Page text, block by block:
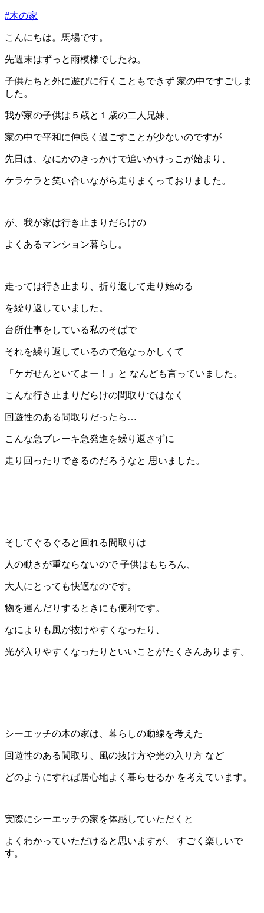
#木の家
こんにちは。馬場です。
先週末はずっと雨模様でしたね。
子供たちと外に遊びに行くこともできず 家の中ですごしま
した。
我が家の子供は５歳と１歳の二人兄妹、
家の中で平和に仲良く過ごすことが少ないのですが
先日は、なにかのきっかけで追いかけっこが始まり、
ケラケラと笑い合いながら走りまくっておりました。
が、我が家は行き止まりだらけの
よくあるマンション暮らし。
走っては行き止まり、折り返して走り始める
を繰り返していました。
台所仕事をしている私のそばで
それを繰り返しているので危なっかしくて
「ケガせんといてよー！」と なんども言っていました。
こんな行き止まりだらけの間取りではなく
回遊性のある間取りだったら…
こんな急ブレーキ急発進を繰り返さずに
走り回ったりできるのだろうなと 思いました。
そしてぐるぐると回れる間取りは
人の動きが重ならないので 子供はもちろん、
大人にとっても快適なのです。
物を運んだりするときにも便利です。
なによりも風が抜けやすくなったり、
光が入りやすくなったりといいことがたくさんあります。
シーエッチの木の家は、暮らしの動線を考えた
回遊性のある間取り、風の抜け方や光の入り方 など
どのようにすれば居心地よく暮らせるか を考えています。
実際にシーエッチの家を体感していただくと
よくわかっていただけると思いますが、 すごく楽しいで
す。